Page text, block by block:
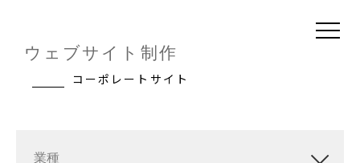
ウェブサイト制作
コーポレートサイト
業種